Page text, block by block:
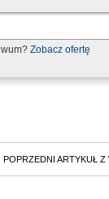
Zobacz ofertę
POPRZEDNI ARTYKUŁ Z